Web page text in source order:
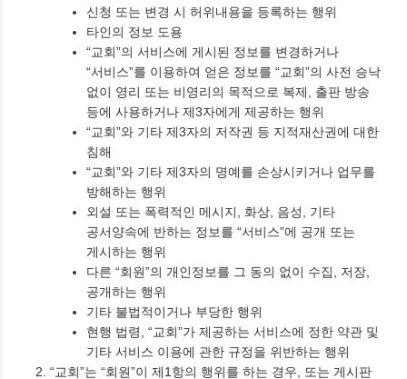
신청 또는 변경 시 허위내용을 등록하는 행위
타인의 정보 도용
“교회”의 서비스에 게시된 정보를 변경하거나
“서비스”를 이용하여 얻은 정보를 “교회”의 사전 승낙
없이 영리 또는 비영리의 목적으로 복제, 출판 방송
등에 사용하거나 제3자에게 제공하는 행위
“교회”와 기타 제3자의 저작권 등 지적재산권에 대한
침해
“교회”와 기타 제3자의 명예를 손상시키거나 업무를
방해하는 행위
외설 또는 폭력적인 메시지, 화상, 음성, 기타
공서양속에 반하는 정보를 “서비스”에 공개 또는
게시하는 행위
다른 “회원”의 개인정보를 그 동의 없이 수집, 저장,
공개하는 행위
기타 불법적이거나 부당한 행위
현행 법령, “교회”가 제공하는 서비스에 정한 약관 및
기타 서비스 이용에 관한 규정을 위반하는 행위
“교회”는 “회원”이 제1항의 행위를 하는 경우, 또는 게시판